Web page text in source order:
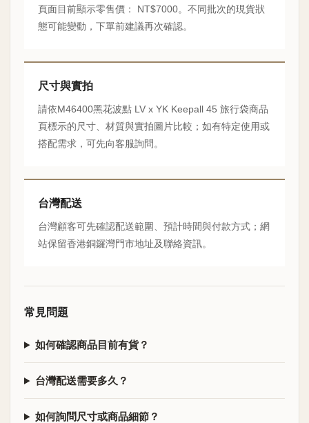
頁面目前顯示零售價： NT$7000。不同批次的現貨狀
態可能變動，下單前建議再次確認。
尺寸與實拍
請依M46400黑花波點 LV x YK Keepall 45 旅行袋商品
頁標示的尺寸、材質與實拍圖片比較；如有特定使用或
搭配需求，可先向客服詢問。
台灣配送
台灣顧客可先確認配送範圍、預計時間與付款方式；網
站保留香港銅鑼灣門市地址及聯絡資訊。
常見問題
如何確認商品目前有貨？
台灣配送需要多久？
如何詢問尺寸或商品細節？